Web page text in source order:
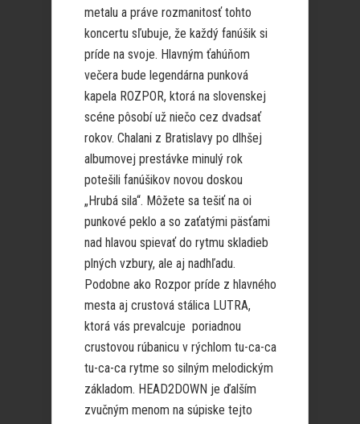
metalu a práve rozmanitosť tohto
koncertu sľubuje, že každý fanúšik si
príde na svoje. Hlavným ťahúňom
večera bude legendárna punková
kapela ROZPOR, ktorá na slovenskej
scéne pôsobí už niečo cez dvadsať
rokov. Chalani z Bratislavy po dlhšej
albumovej prestávke minulý rok
potešili fanúšikov novou doskou
„Hrubá sila“. Môžete sa tešiť na oi
punkové peklo a so zaťatými päsťami
nad hlavou spievať do rytmu skladieb
plných vzbury, ale aj nadhľadu.
Podobne ako Rozpor príde z hlavného
mesta aj crustová stálica LUTRA,
ktorá vás prevalcuje poriadnou
crustovou rúbanicu v rýchlom tu-ca-ca
tu-ca-ca rytme so silným melodickým
základom. HEAD2DOWN je ďalším
zvučným menom na súpiske tejto